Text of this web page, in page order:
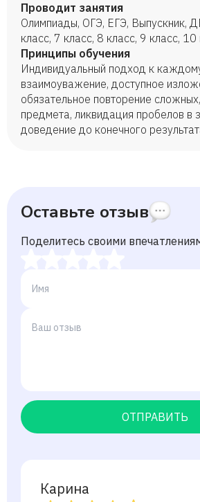
Проводит занятия
Олимпиады, ОГЭ, ЕГЭ, Выпускник,
класс, 7 класс, 8 класс, 9 класс,
Принципы обучения
Индивидуальный подход к
взаимоуважение, доступное
обязательное повторение
предмета, ликвидация пробелов в
доведение до конечного
Оставьте отзыв
Поделитесь своими
ОТПРАВИТЬ
Карина